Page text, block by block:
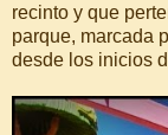
recinto y que
parque, marcada
desde los inicios